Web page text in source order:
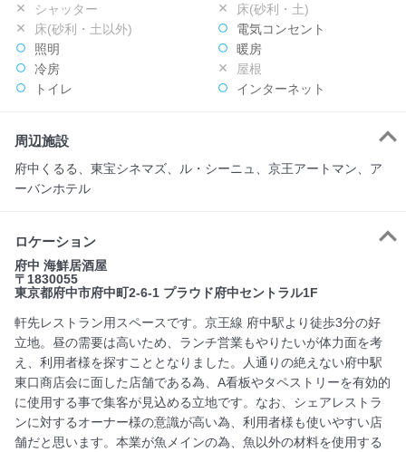
シャッター
床(砂利・土)
床(砂利・土以外)
電気コンセント
照明
暖房
冷房
屋根
トイレ
インターネット
周辺施設
府中くるる、東宝シネマズ、ル・シーニュ、京王アートマン、ア
ーバンホテル
ロケーション
府中 海鮮居酒屋
〒1830055
東京都府中市府中町2-6-1 プラウド府中セントラル1F
軒先レストラン用スペースです。京王線 府中駅より徒歩3分の好
立地。昼の需要は高いため、ランチ営業もやりたいが体力面を考
え、利用者様を探すこととなりました。人通りの絶えない府中駅
東口商店会に面した店舗である為、A看板やタペストリーを有効的
に使用する事で集客が見込める立地です。なお、シェアレストラ
ンに対するオーナー様の意識が高い為、利用者様も使いやすい店
舗だと思います。本業が魚メインの為、魚以外の材料を使用する